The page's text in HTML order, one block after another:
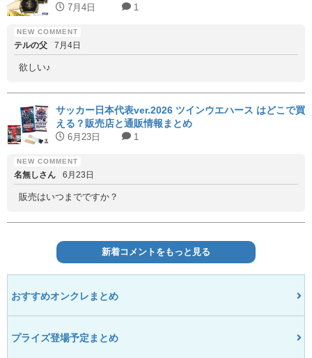
7月4日 1
テルの父 7月4日
欲しい♪
サッカー日本代表ver.2026 ツインウエハース はどこで買
える？販売店と通販情報まとめ
6月23日 1
名無しさん 6月23日
販売はいつまでですか？
新着コメントをもっと見る
おすすめオンクレまとめ
プライズ登場予定まとめ